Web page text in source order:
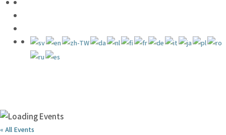
« All Events